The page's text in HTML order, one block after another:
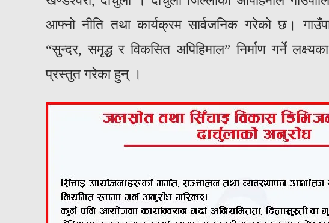
आफ्नो नीति तथा कार्यक्रम सार्वजनिक गरेको छ।
“सुन्दर, समृद्ध र विकसित अपिहिमाल” निर्माण गर्ने
प्रस्तुत गरेका हुन् ।